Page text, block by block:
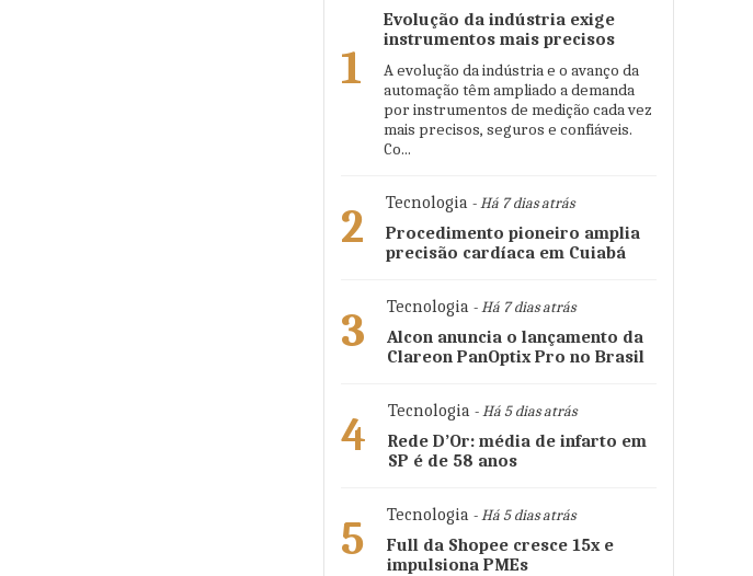
1
Evolução da indústria exige
instrumentos mais precisos
A evolução da indústria e o avanço da
automação têm ampliado a demanda
por instrumentos de medição cada vez
mais precisos, seguros e confiáveis.
Co...
2 Tecnologia - Há 7 dias atrás
Procedimento pioneiro amplia
precisão cardíaca em Cuiabá
3 Tecnologia - Há 7 dias atrás
Alcon anuncia o lançamento da
Clareon PanOptix Pro no Brasil
4 Tecnologia - Há 5 dias atrás
Rede D’Or: média de infarto em
SP é de 58 anos
5 Tecnologia - Há 5 dias atrás
Full da Shopee cresce 15x e
impulsiona PMEs